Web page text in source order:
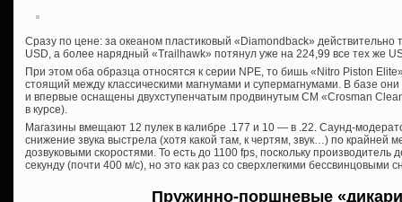
Сразу по цене: за океаном пластиковый «Diamondback»
USD, а более нарядный «Trailhawk» потянул уже на 224,99 все тех же
При этом оба образца относятся к серии NPE, то бишь «Nitro Piston
стоящий между классическими магнумами и супермагнумами. В базе
и впервые оснащены двухступенчатым продвинутым СМ «Crosman
в курсе).
Магазины вмещают 12 пулек в калибре .177 и 10 — в .22. Саунд-
снижение звука выстрела (хотя какой там, к чертям, звук…) по крайней
дозвуковыми скоростями. То есть до 1100 fps, поскольку
секунду (почти 400 м/с), но это как раз со сверхлегкими бессвинцовыми
Пружинно-поршневые